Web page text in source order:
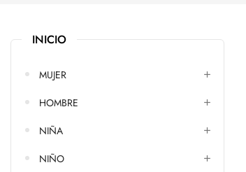
INICIO
MUJER
HOMBRE
NIÑA
NIÑO